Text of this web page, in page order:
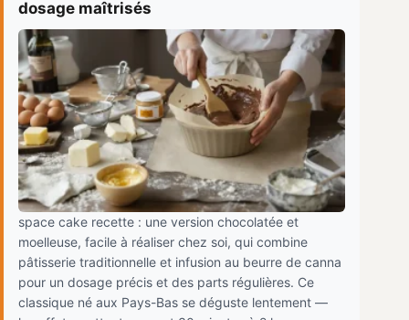
dosage maîtrisés
space cake recette : une version chocolatée et
moelleuse, facile à réaliser chez soi, qui combine
pâtisserie traditionnelle et infusion au beurre de canna
pour un dosage précis et des parts régulières. Ce
classique né aux Pays-Bas se déguste lentement —